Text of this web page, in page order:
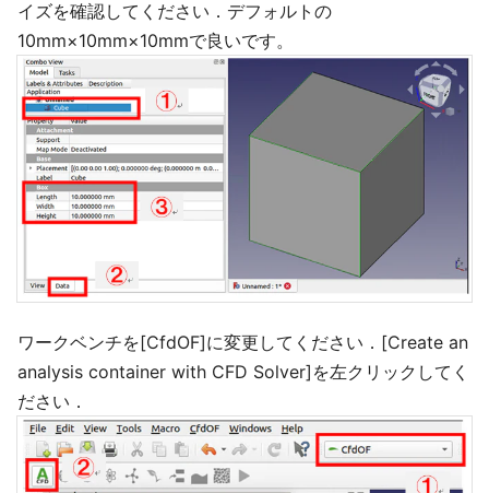
イズを確認してください．デフォルトの
10mm×10mm×10mmで良いです。
ワークベンチを[CfdOF]に変更してください．[Create an
analysis container with CFD Solver]を左クリックしてく
ださい．